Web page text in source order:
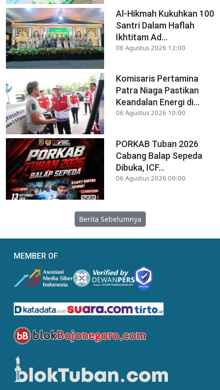
Al-Hikmah Kukuhkan 100
Santri Dalam Haflah
Ikhtitam Ad...
06 Agustus 2026 12:00
Komisaris Pertamina
Patra Niaga Pastikan
Keandalan Energi di...
06 Agustus 2026 10:00
PORKAB Tuban 2026
Cabang Balap Sepeda
Dibuka, ICF...
06 Agustus 2026 09:00
Berita Sebelumnya
MEMBER OF